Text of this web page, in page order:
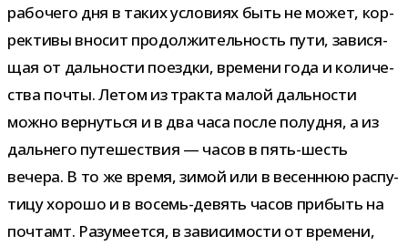
рабо­чего дня в таких усло­виях быть не может, кор­
рек­тивы вно­сит про­дол­жи­тель­ность пути, зави­ся­
щая от даль­но­сти поездки, вре­мени года и коли­че­
ства почты. Летом из тракта малой даль­но­сти
можно вер­нуться и в два часа после полу­дня, а из
даль­него путе­ше­ствия — часов в пять-​шесть
вечера. В то же время, зимой или в весен­нюю рас­пу­
тицу хорошо и в восемь-​девять часов при­быть на
поч­тамт. Разумеется, в зави­си­мо­сти от вре­мени,